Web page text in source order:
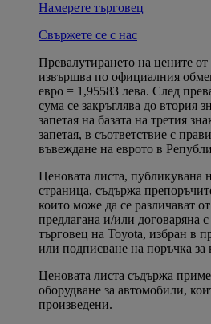
Намерете търговец
Свържете се с нас
Превалутирането на цените от
извършва по официалния
евро = 1,95583 лева. След
сума се закръглява до втория
запетая на базата на третия
запетая, в съответствие с
въвеждане на еврото в
Ценовата листа, публикувана
страница, съдържа
които може да се различават
предлагана и/или договаряна
търговец на Toyota, избран в
или подписване на поръчка за
Ценовата листа съдържа
оборудване за автомобили,
произведени.